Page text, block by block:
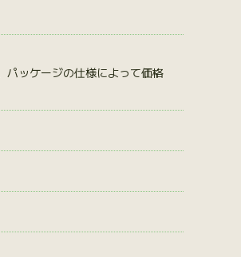
ッケージの仕様によって価格